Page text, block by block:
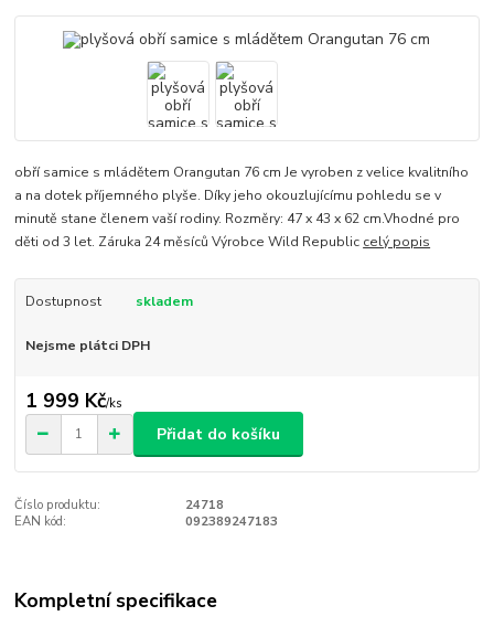
obří samice s mládětem Orangutan 76 cm Je vyroben z velice kvalitního
a na dotek příjemného plyše. Díky jeho okouzlujícímu pohledu se v
minutě stane členem vaší rodiny. Rozměry: 47 x 43 x 62 cm.Vhodné pro
děti od 3 let. Záruka 24 měsíců Výrobce Wild Republic celý popis
Dostupnost skladem
Nejsme plátci DPH
1 999 Kč/ks
Přidat do košíku
Číslo produktu:
24718
EAN kód:
092389247183
Kompletní specifikace